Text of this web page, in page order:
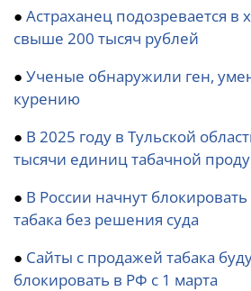
● Астраханец подозревается в
свыше 200 тысяч рублей
● Ученые обнаружили ген,
курению
● В 2025 году в Тульской
тысячи единиц табачной
● В России начнут
табака без решения суда
● Сайты с продажей табака
блокировать в РФ с 1 марта